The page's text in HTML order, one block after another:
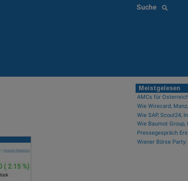
Suche
Meistgelesen
AMCs für